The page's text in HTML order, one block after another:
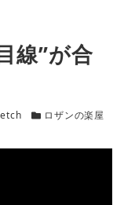
線”が合
カテゴリー
ロザンの楽屋